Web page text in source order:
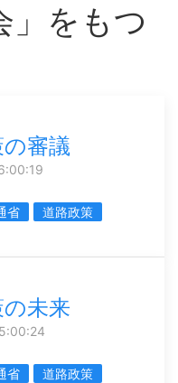
」をもつ
審議
省
道路政策
未来
省
道路政策